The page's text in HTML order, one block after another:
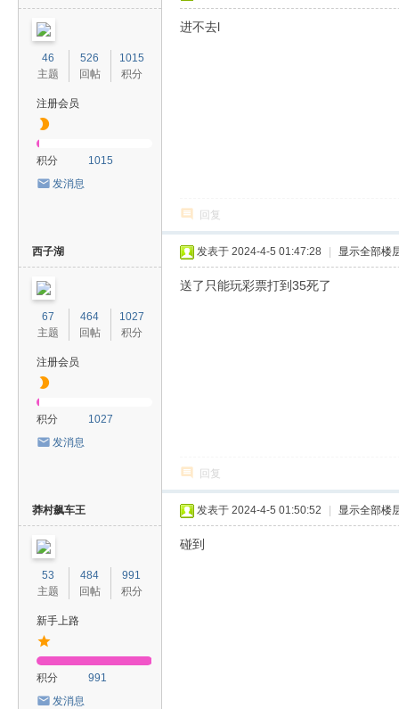
46
主题
526
回帖
1015
积分
注册会员
积分
1015
发消息
进不去l
回复
西子湖
67
主题
464
回帖
1027
积分
注册会员
积分
1027
发消息
发表于 2024-4-5 01:47:28 显示全部楼
送了只能玩彩票打到35死了
回复
莽村飙车王
53
主题
484
回帖
991
积分
新手上路
积分
991
发消息
发表于 2024-4-5 01:50:52 显示全部楼
碰到